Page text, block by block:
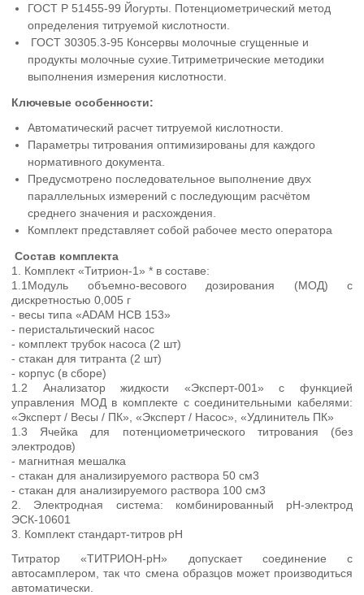
ГОСТ Р 51455-99 Йогурты. Потенциометрический метод
определения титруемой кислотности.
ГОСТ 30305.3-95 Консервы молочные сгущенные и
продукты молочные сухие.Титриметрические методики
выполнения измерения кислотности.
Ключевые особенности:
Автоматический расчет титруемой кислотности.
Параметры титрования оптимизированы для каждого
нормативного документа.
Предусмотрено последовательное выполнение двух
параллельных измерений с последующим расчётом
среднего значения и расхождения.
Комплект представляет собой рабочее место оператора
Состав комплекта
1. Комплект «Титрион-1» * в составе:
1.1Модуль объемно-весового дозирования (МОД) с
дискретностью 0,005 г
- весы типа «ADAM HCB 153»
- перистальтический насос
- комплект трубок насоса (2 шт)
- стакан для титранта (2 шт)
- корпус (в сборе)
1.2 Анализатор жидкости «Эксперт-001» с функцией
управления МОД в комплекте с соединительными кабелями:
«Эксперт / Весы / ПК», «Эксперт / Насос», «Удлинитель ПК»
1.3 Ячейка для потенциометрического титрования (без
электродов)
- магнитная мешалка
- стакан для анализируемого раствора 50 см3
- стакан для анализируемого раствора 100 см3
2. Электродная система: комбинированный рН-электрод
ЭСК-10601
3. Комплект стандарт-титров рН
Титратор «ТИТРИОН-pH» допускает соединение с
автосамплером, так что смена образцов может производиться
автоматически.